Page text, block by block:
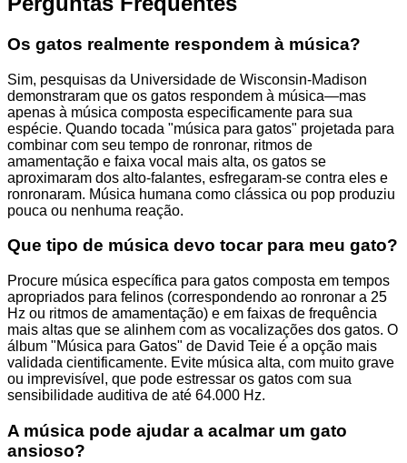
Os gatos realmente respondem à música?
Sim, pesquisas da Universidade de Wisconsin-Madison
demonstraram que os gatos respondem à música—mas
apenas à música composta especificamente para sua
espécie. Quando tocada "música para gatos" projetada para
combinar com seu tempo de ronronar, ritmos de
amamentação e faixa vocal mais alta, os gatos se
aproximaram dos alto-falantes, esfregaram-se contra eles e
ronronaram. Música humana como clássica ou pop produziu
pouca ou nenhuma reação.
Que tipo de música devo tocar para meu gato?
Procure música específica para gatos composta em tempos
apropriados para felinos (correspondendo ao ronronar a 25
Hz ou ritmos de amamentação) e em faixas de frequência
mais altas que se alinhem com as vocalizações dos gatos. O
álbum "Música para Gatos" de David Teie é a opção mais
validada cientificamente. Evite música alta, com muito grave
ou imprevisível, que pode estressar os gatos com sua
sensibilidade auditiva de até 64.000 Hz.
A música pode ajudar a acalmar um gato
ansioso?